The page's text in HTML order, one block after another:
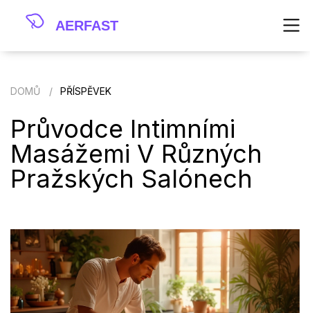
DOMŮ PŘÍSPĚVEK
Průvodce Intimními
Masážemi V Různých
Pražských Salónech